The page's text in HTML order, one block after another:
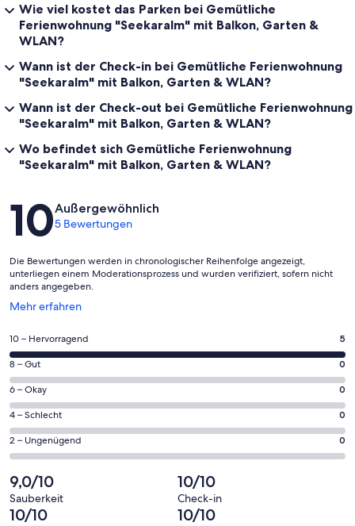
Wie viel kostet das Parken bei Gemütliche
Ferienwohnung "Seekaralm" mit Balkon, Garten &
WLAN?
Wann ist der Check-in bei Gemütliche Ferienwohnung
"Seekaralm" mit Balkon, Garten & WLAN?
Wann ist der Check-out bei Gemütliche Ferienwohnung
"Seekaralm" mit Balkon, Garten & WLAN?
Wo befindet sich Gemütliche Ferienwohnung
"Seekaralm" mit Balkon, Garten & WLAN?
Bewertungen
10Außergewöhnlich
5 Bewertungen
Die Bewertungen werden in chronologischer Reihenfolge angezeigt,
unterliegen einem Moderationsprozess und wurden verifiziert, sofern nicht
anders angegeben.
Mehr erfahren
Wird
einem
neuen
Fenster
geöffnet
5
von
insgesamt
5
Gästebewertungen
haben
eine
Bewertung
von
10
-
10 – Hervorragend 5
0
von
insgesamt
5
Gästebewertungen
haben
Bewertung
von
8
8 – Gut 0
0
von
insgesamt
5
Gästebewertungen
haben
eine
Bewertung
6 – Okay 0
0
von
insgesamt
Gästebewertungen
haben
eine
4 – Schlecht 0
0
von
insgesamt
5
Gästebewertungen
2 – Ungenügend 0
9,0/10
Sauberkeit
10/10
Check-in
10/10 10/10